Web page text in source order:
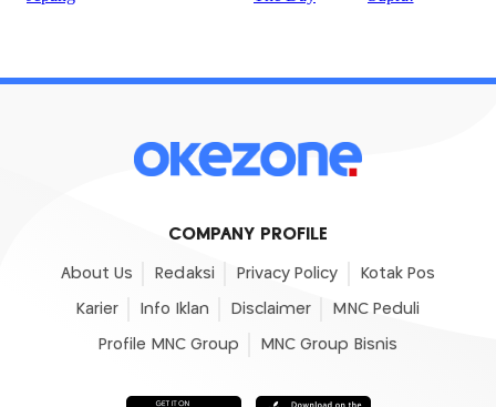
COMPANY PROFILE
About Us Redaksi Privacy Policy Kotak Pos
Karier Info Iklan Disclaimer MNC Peduli
Profile MNC Group MNC Group Bisnis